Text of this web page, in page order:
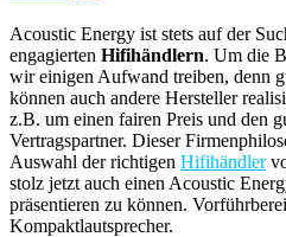
Acoustic Energy ist stets auf der
engagierten Hifihändlern. Um die
wir einigen Aufwand treiben, denn
können auch andere Hersteller
z.B. um einen fairen Preis und den
Vertragspartner. Dieser
Auswahl der richtigen Hifihändler
stolz jetzt auch einen Acoustic
präsentieren zu können.
Kompaktlautsprecher.